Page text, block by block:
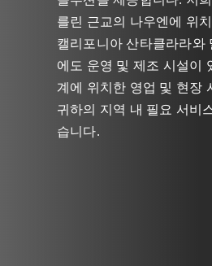
를린 근교의 나우엔에 위
캘리포니아 산타클라라와
에도 운영 및 제조 시설이
계에 위치한 영업 및 현장
귀하의 지역 내 필요 서비
습니다.